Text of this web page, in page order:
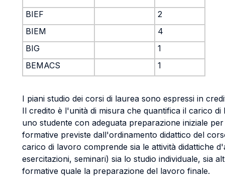
BIEF
2
BIEM
4
BIG
1
BEMACS
1
I piani studio dei corsi di laurea sono espressi in
Il credito è l'unità di misura che quantifica il carico
uno studente con adeguata preparazione iniziale
formative previste dall'ordinamento didattico del
carico di lavoro comprende sia le attività didattiche
esercitazioni, seminari) sia lo studio individuale, sia
formative quale la preparazione del lavoro finale.